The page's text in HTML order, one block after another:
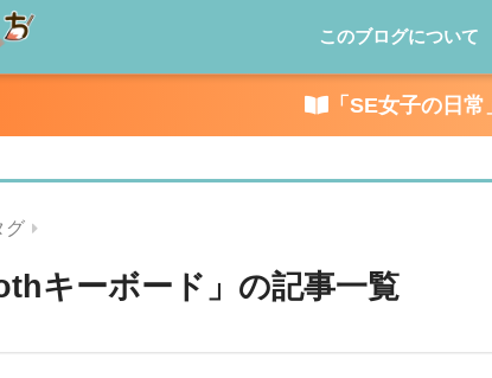
このブログについて
「SE女子の日常
グ
キーボード」の記事一覧